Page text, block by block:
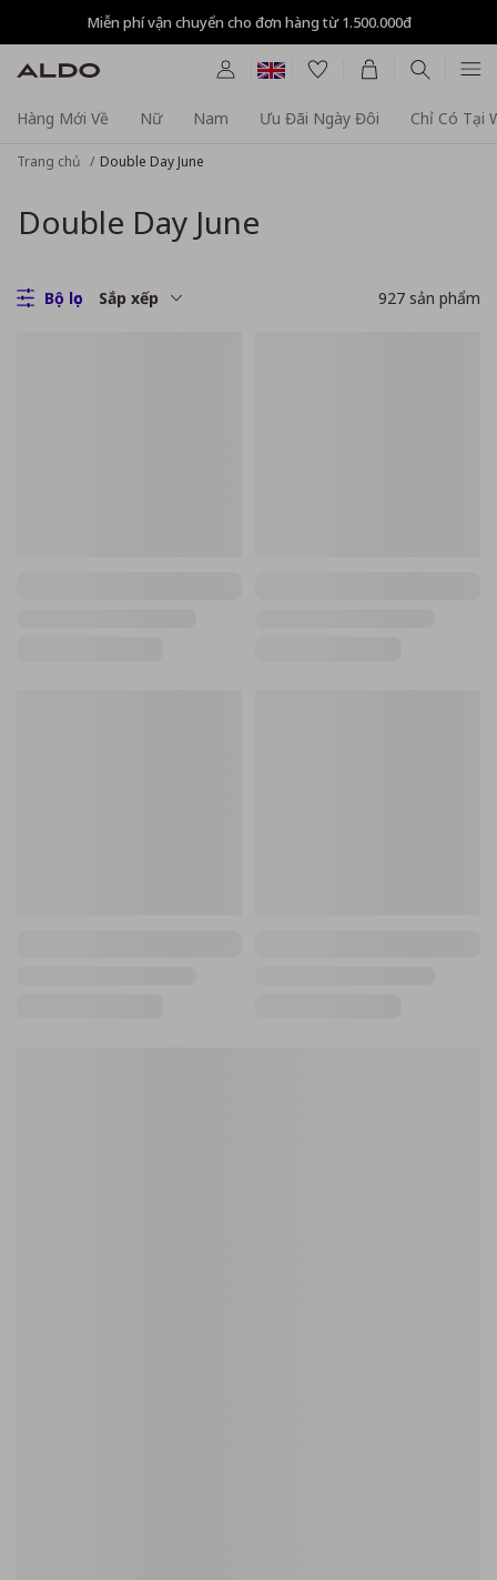
Miễn phí vận chuyển cho đơn hàng từ 1.500.000đ
Hàng Mới Về Nữ Nam Ưu Đãi Ngày Đôi Chỉ Có Tại
Trang chủ Double Day June
Double Day June
Bộ lọc Sắp xếp 927 sản phẩm